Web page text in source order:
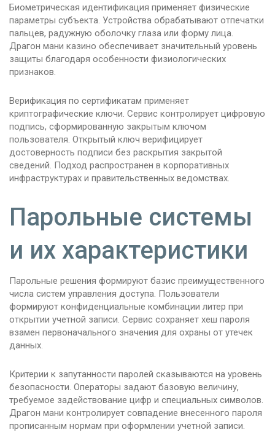
Биометрическая идентификация применяет физические
параметры субъекта. Устройства обрабатывают отпечатки
пальцев, радужную оболочку глаза или форму лица.
Драгон мани казино обеспечивает значительный уровень
защиты благодаря особенности физиологических
признаков.
Верификация по сертификатам применяет
криптографические ключи. Сервис контролирует цифровую
подпись, сформированную закрытым ключом
пользователя. Открытый ключ верифицирует
достоверность подписи без раскрытия закрытой
сведений. Подход распространен в корпоративных
инфраструктурах и правительственных ведомствах.
Парольные системы
и их характеристики
Парольные решения формируют базис преимущественного
числа систем управления доступа. Пользователи
формируют конфиденциальные комбинации литер при
открытии учетной записи. Сервис сохраняет хеш пароля
взамен первоначального значения для охраны от утечек
данных.
Критерии к запутанности паролей сказываются на уровень
безопасности. Операторы задают базовую величину,
требуемое задействование цифр и специальных символов.
Драгон мани контролирует совпадение внесенного пароля
прописанным нормам при оформлении учетной записи.